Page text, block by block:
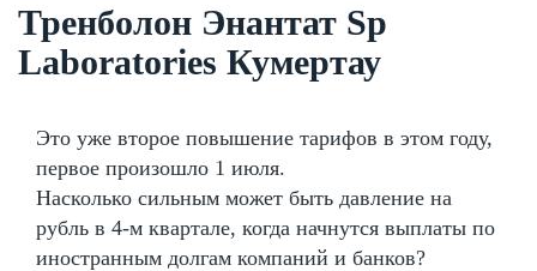
Тренболон Энантат Sp
Laboratories Кумертау
Это уже второе повышение тарифов в этом году,
первое произошло 1 июля.
Насколько сильным может быть давление на
рубль в 4-м квартале, когда начнутся выплаты по
иностранным долгам компаний и банков?